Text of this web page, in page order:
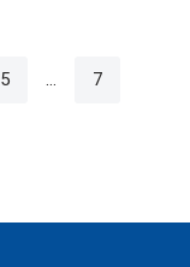
5 7